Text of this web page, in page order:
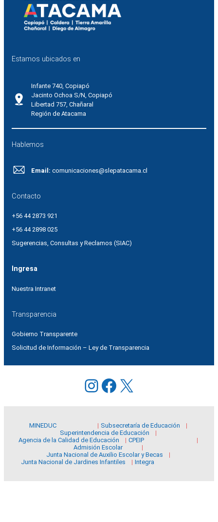
Estamos ubicados en
Infante 740, Copiapó
Jacinto Ochoa S/N, Copiapó
Libertad 757, Chañaral
Región de Atacama
Hablemos
Email: comunicaciones@slepatacama.cl
Contacto
+56 44 2873 921
+56 44 2898 025
Sugerencias, Consultas y Reclamos (SIAC)
Ingresa
Nuestra Intranet
Transparencia
Gobierno Transparente
Solicitud de Información – Ley de Transparencia
Instagram
Facebook
X
MINEDUC
Subsecretaría de Educación
Superintendencia de Educación
Agencia de la Calidad de Educación
CPEIP
Admisión Escolar
Junta Nacional de Auxilio Escolar y Becas
Junta Nacional de Jardines Infantiles
Integra